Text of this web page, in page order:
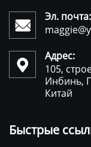

Эл. почта:

Адрес:
105,
Инбинь,
Китай
Быстрые